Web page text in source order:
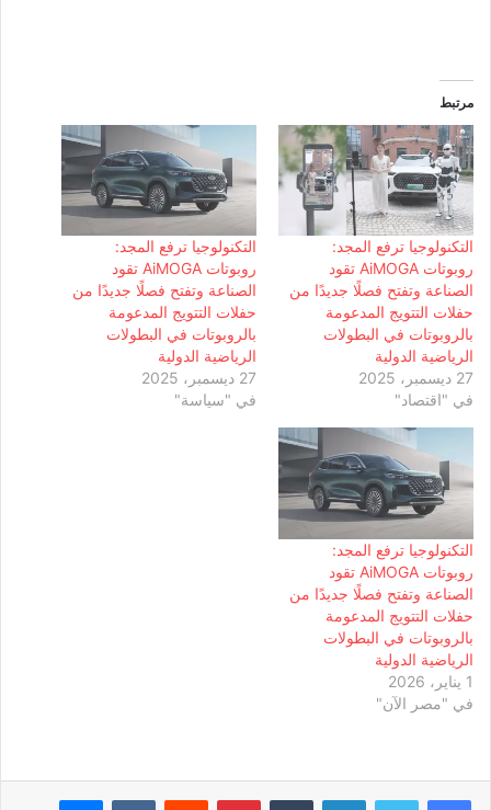
مرتبط
التكنولوجيا ترفع المجد:
روبوتات AiMOGA تقود
الصناعة وتفتح فصلًا جديدًا من
حفلات التتويج المدعومة
بالروبوتات في البطولات
الرياضية الدولية
27 ديسمبر، 2025
في "اقتصاد"
التكنولوجيا ترفع المجد:
روبوتات AiMOGA تقود
الصناعة وتفتح فصلًا جديدًا من
حفلات التتويج المدعومة
بالروبوتات في البطولات
الرياضية الدولية
27 ديسمبر، 2025
في "سياسة"
التكنولوجيا ترفع المجد:
روبوتات AiMOGA تقود
الصناعة وتفتح فصلًا جديدًا من
حفلات التتويج المدعومة
بالروبوتات في البطولات
الرياضية الدولية
1 يناير، 2026
في "مصر الآن"
لينكدإن بينتيريست ماسنجر